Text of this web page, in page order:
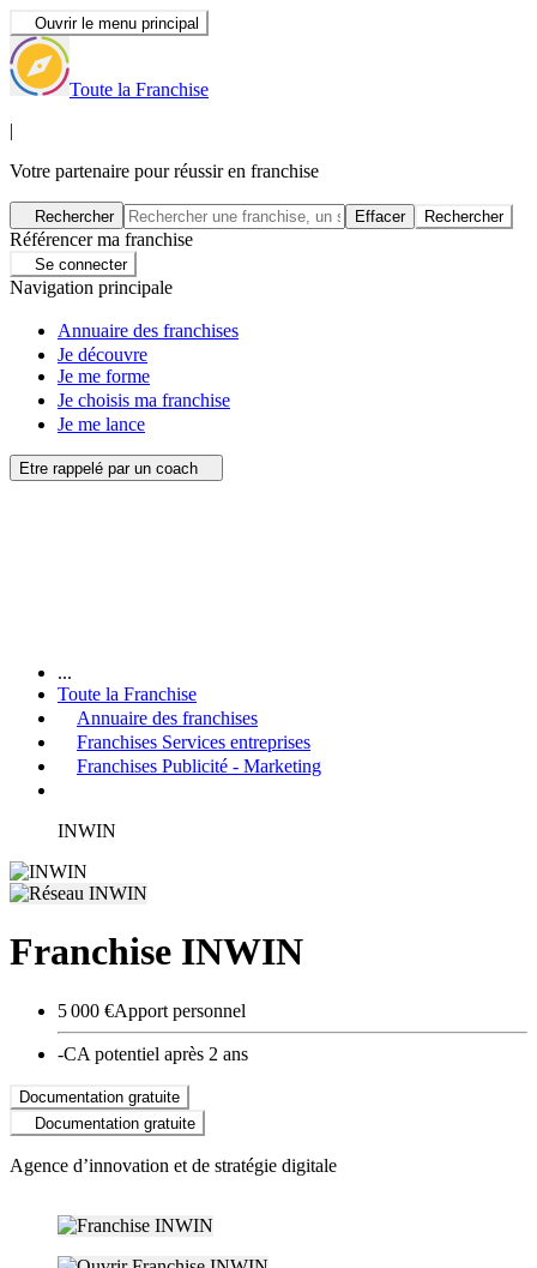
Ouvrir le menu principal
Toute la Franchise
|
Votre partenaire pour réussir en franchise
Rechercher Effacer Rechercher
Référencer ma franchise
Se connecter
Navigation principale
Annuaire des franchises
Je découvre
Je me forme
Je choisis ma franchise
Je me lance
Etre rappelé par un coach
...
Toute la Franchise
Annuaire des franchises
Franchises Services entreprises
Franchises Publicité - Marketing
INWIN
Franchise INWIN
5 000 €Apport personnel
-CA potentiel après 2 ans
Documentation gratuite
Documentation gratuite
Agence d’innovation et de stratégie digitale